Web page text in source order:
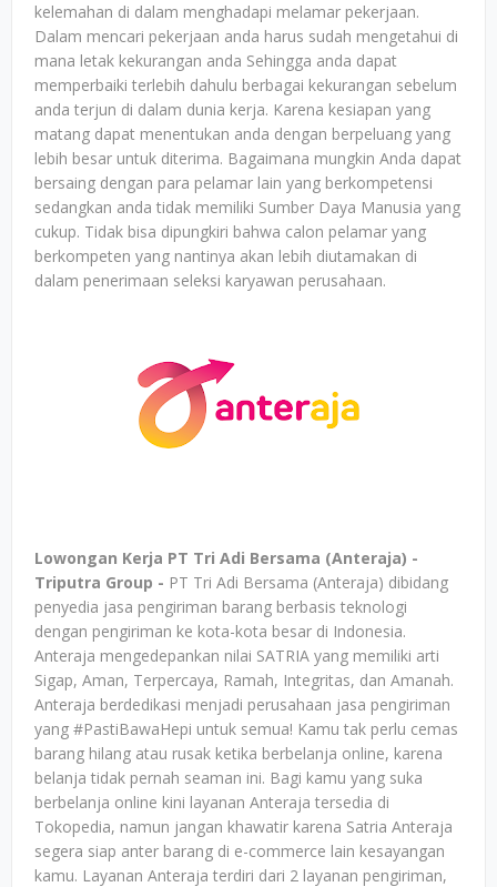
kelemahan di dalam menghadapi melamar pekerjaan.
Dalam mencari pekerjaan anda harus sudah mengetahui di
mana letak kekurangan anda Sehingga anda dapat
memperbaiki terlebih dahulu berbagai kekurangan sebelum
anda terjun di dalam dunia kerja. Karena kesiapan yang
matang dapat menentukan anda dengan berpeluang yang
lebih besar untuk diterima. Bagaimana mungkin Anda dapat
bersaing dengan para pelamar lain yang berkompetensi
sedangkan anda tidak memiliki Sumber Daya Manusia yang
cukup. Tidak bisa dipungkiri bahwa calon pelamar yang
berkompeten yang nantinya akan lebih diutamakan di
dalam penerimaan seleksi karyawan perusahaan.
Lowongan Kerja PT Tri Adi Bersama (Anteraja) -
Triputra Group - PT Tri Adi Bersama (Anteraja) dibidang
penyedia jasa pengiriman barang berbasis teknologi
dengan pengiriman ke kota-kota besar di Indonesia.
Anteraja mengedepankan nilai SATRIA yang memiliki arti
Sigap, Aman, Terpercaya, Ramah, Integritas, dan Amanah.
Anteraja berdedikasi menjadi perusahaan jasa pengiriman
yang #PastiBawaHepi untuk semua! Kamu tak perlu cemas
barang hilang atau rusak ketika berbelanja online, karena
belanja tidak pernah seaman ini. Bagi kamu yang suka
berbelanja online kini layanan Anteraja tersedia di
Tokopedia, namun jangan khawatir karena Satria Anteraja
segera siap anter barang di e-commerce lain kesayangan
kamu. Layanan Anteraja terdiri dari 2 layanan pengiriman,